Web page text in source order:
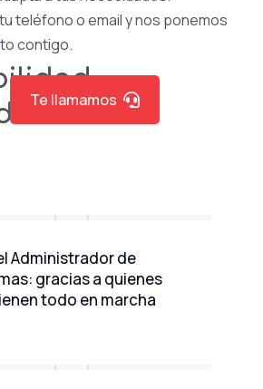
teléfono o email y nos ponemos
contigo.
Te llamamos
Administrador de
gracias a quienes
todo en marcha